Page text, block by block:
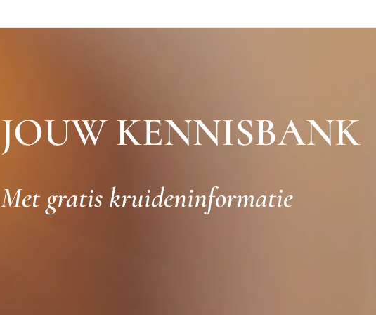
JOUW KENNISBANK
Met gratis kruideninformatie